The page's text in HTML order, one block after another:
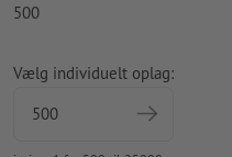
500
Vælg individuelt oplag: